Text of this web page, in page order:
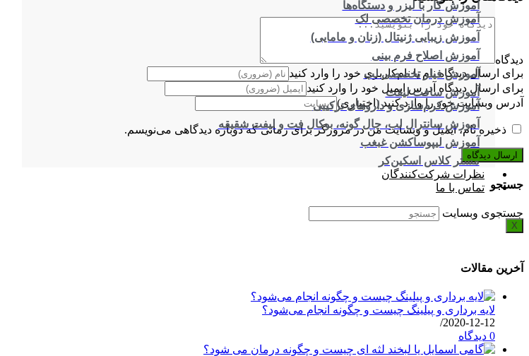
آموزش کار با لیزر و دستگاه‌ها
آموزش درمان تخصصی لک
آموزش زیبایی ژنیتال (زنان و مامایی)
آموزش اصلاح فرم بینی
آموزش فیلر تخصصی لب
آموزش سافت لیفت
آموزش کرم‌سازی و داروهای ترکیبی
آموزش سانترال لب، چال گونه، بوکال فت و لیفت شقیقه
آموزش لیپوساکشن غبغب
مستر کلاس اسکین‌کر
نظرات شرکت‌کنندگان
تماس با ما
X
دیدگاه
برای ارسال دیدگاه نام یا نام‌کاربری خود را وارد کنید
برای ارسال دیدگاه آدرس ایمیل خود را وارد کنید
آدرس وبسایت خود را وارد کنید (اختیاری)
ذخیره نام، ایمیل و وبسایت من در مرورگر برای زمانی که دوباره دیدگاهی می‌نویسم.
جستجو
جستجوی وبسایت
آخرین مقالات
لایه برداری و پیلینگ چیست و چگونه انجام می‌شود؟
2020-12-12
/
0 دیدگاه